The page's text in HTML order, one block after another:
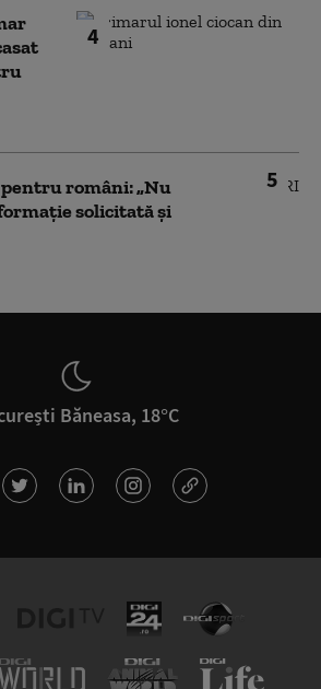
4
5
români: „Nu
solicitată și
Băneasa, 18°C